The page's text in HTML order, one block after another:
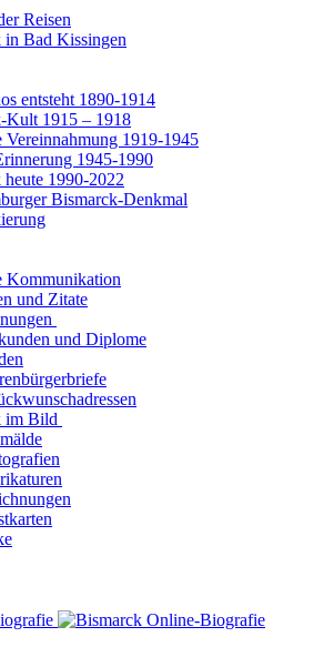
Reisen
in Bad Kissingen
entsteht 1890-1914
Kult 1915 – 1918
Vereinnahmung 1919-1945
1945-1990
1990-2022
Bismarck-Denkmal
Kommunikation
und Zitate
und Diplome
im Bild